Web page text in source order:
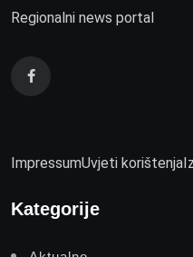
Regionalni news portal
ImpressumUvjeti korištenja
Kategorije